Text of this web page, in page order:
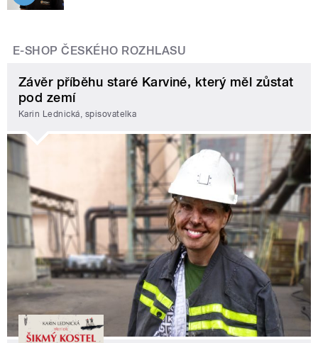
E-SHOP ČESKÉHO ROZHLASU
Závěr příběhu staré Karviné, který měl zůstat
pod zemí
Karin Lednická, spisovatelka